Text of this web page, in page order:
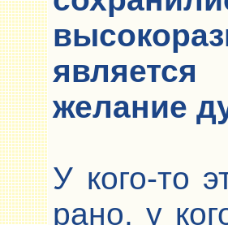
желание
У кого-то
рано, у